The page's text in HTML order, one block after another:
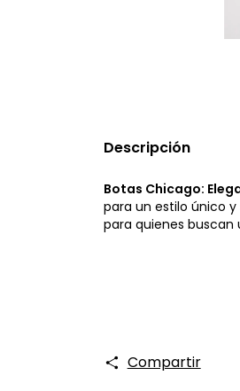
Descripción
Botas Chicago:
para un estilo único
para quienes buscan
Compartir